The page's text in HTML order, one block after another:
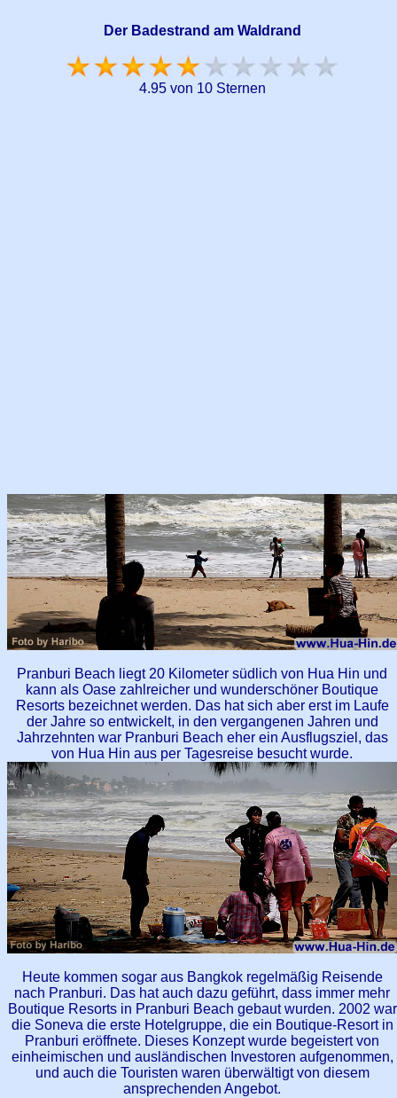
Der Badestrand am Waldrand
4.95 von 10 Sternen
Pranburi Beach liegt 20 Kilometer südlich von Hua Hin und
kann als Oase zahlreicher und wunderschöner Boutique
Resorts bezeichnet werden. Das hat sich aber erst im Laufe
der Jahre so entwickelt, in den vergangenen Jahren und
Jahrzehnten war Pranburi Beach eher ein Ausflugsziel, das
von Hua Hin aus per Tagesreise besucht wurde.
Heute kommen sogar aus Bangkok regelmäßig Reisende
nach Pranburi. Das hat auch dazu geführt, dass immer mehr
Boutique Resorts in Pranburi Beach gebaut wurden. 2002 war
die Soneva die erste Hotelgruppe, die ein Boutique-Resort in
Pranburi eröffnete. Dieses Konzept wurde begeistert von
einheimischen und ausländischen Investoren aufgenommen,
und auch die Touristen waren überwältigt von diesem
ansprechenden Angebot.